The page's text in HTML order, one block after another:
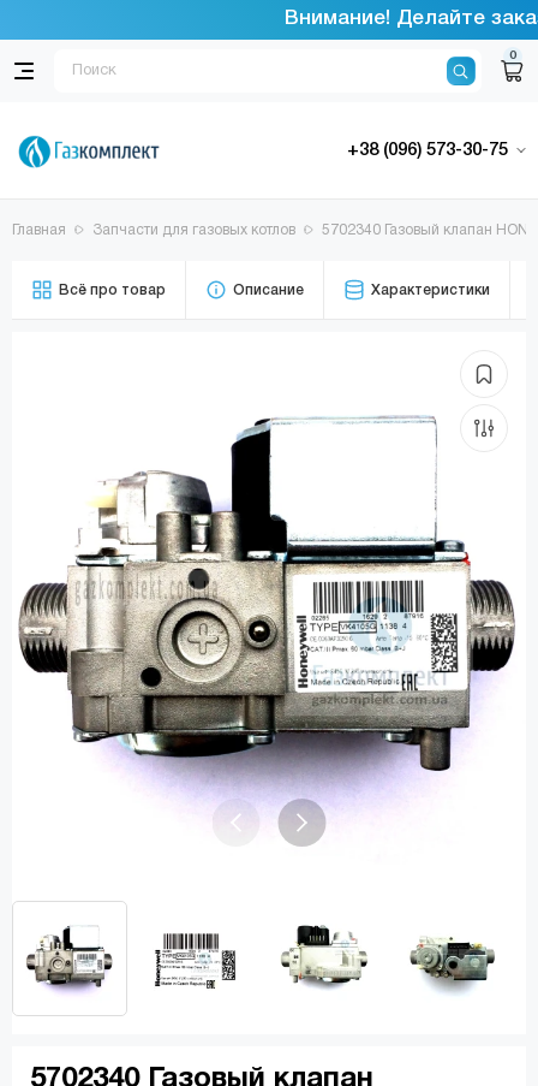
Внимание! Делайте
0
+38 (096) 573-30-75
Главная Запчасти для газовых котлов 5702340 Газовый клапан
Всё про товар Описание Характеристики
5702340 Газовый клапан